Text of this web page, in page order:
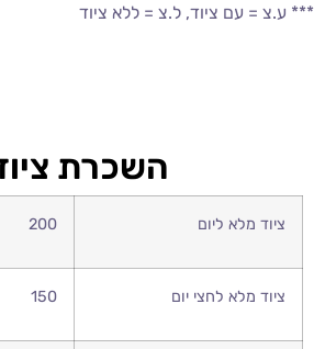
*** ע.צ = עם ציוד, ל.צ = ללא ציוד
השכרת ציוד
ציוד מלא ליום 200
ציוד מלא לחצי יום 150